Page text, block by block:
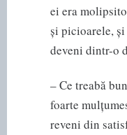
ei era
și picioarele,
deveni dintr-o
– Ce treabă
foarte
reveni din